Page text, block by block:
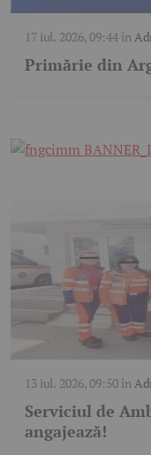
17 iul. 2026, 09:44în
Primărie din
13 iul. 2026, 09:50în
Serviciul de
angajează!